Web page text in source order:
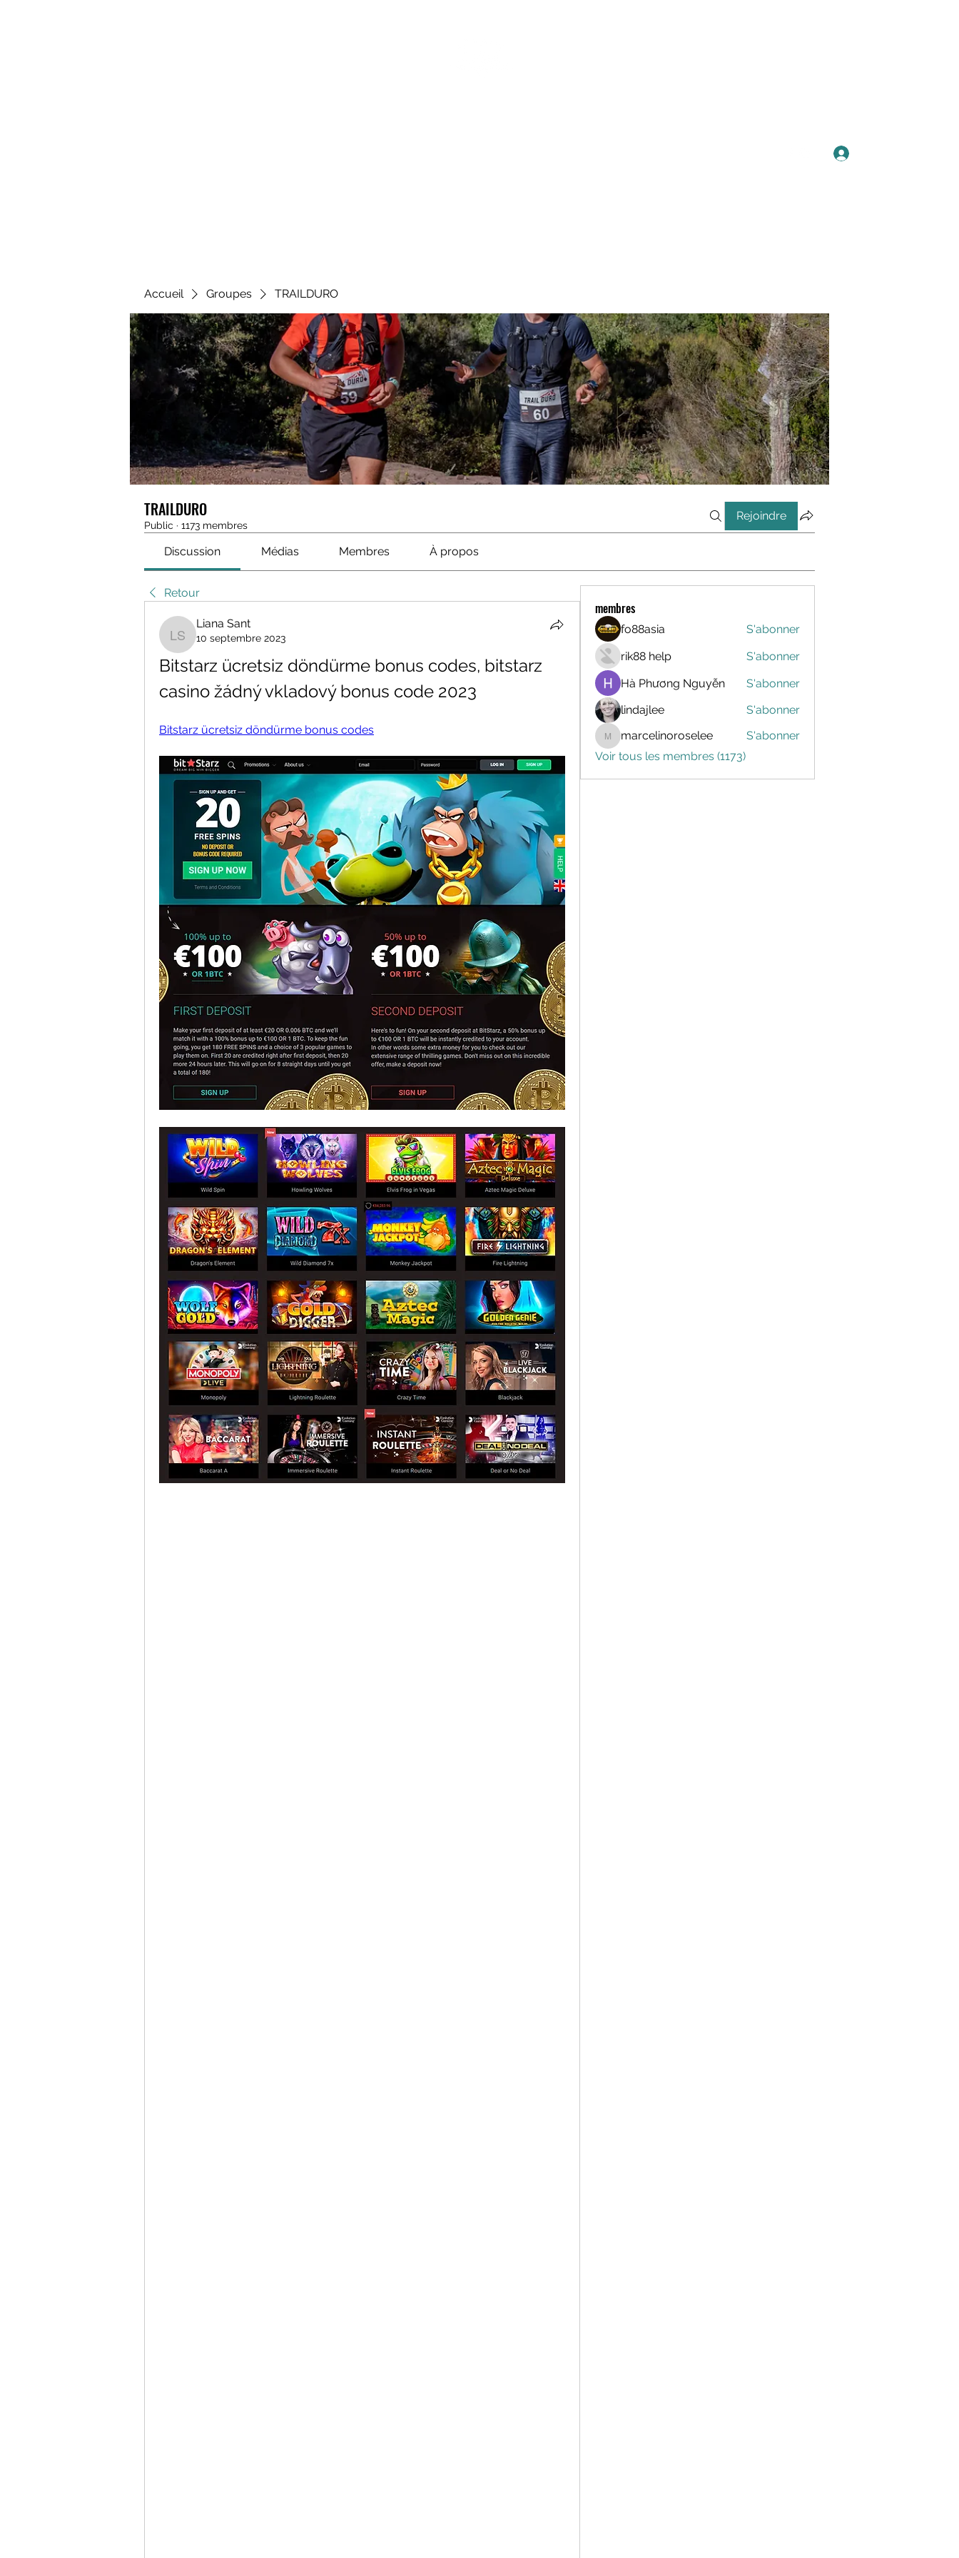
Accueil Groupes TRAILDURO
TRAILDURO
Public · 1173 membres
Rejoindre
Discussion Médias Membres À propos
Retour
Liana Sant
Liana Sant
10 septembre 2023
Bitstarz ücretsiz döndürme bonus codes, bitstarz
casino žádný vkladový bonus code 2023
Bitstarz ücretsiz döndürme bonus codes
membres
fo88asia
S'abonner
rik88 help
S'abonner
Hà Phương Nguyễn
S'abonner
lindajlee
S'abonner
marcelinoroselee
marcelinoroselee
S'abonner
Voir tous les membres (1173)